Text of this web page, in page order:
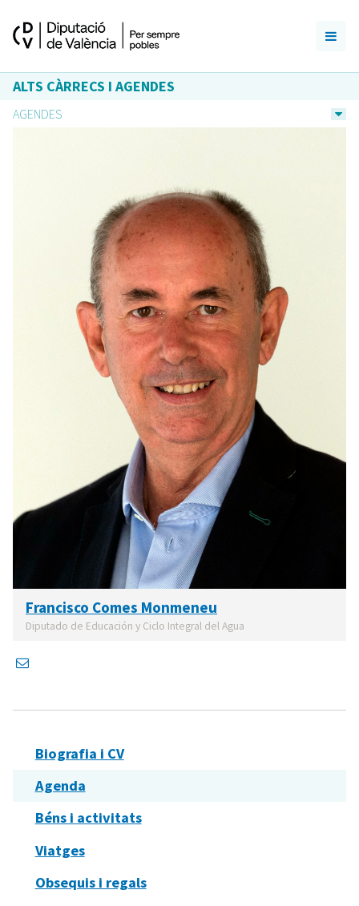
ALTS CÀRRECS I AGENDES
AGENDES
Francisco Comes Monmeneu
Diputado de Educación y Ciclo Integral del Agua
Biografia i CV
Agenda
Béns i activitats
Viatges
Obsequis i regals